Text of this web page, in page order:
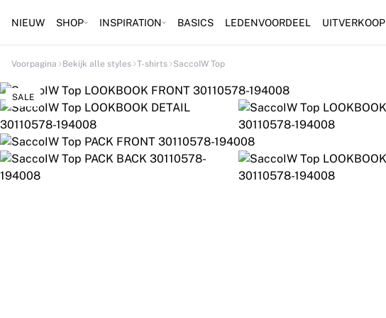
NIEUW SHOP INSPIRATION BASICS LEDENVOORDEEL UITVERKOOP
Voorpagina Bekijk alle styles T-shirts SaccoIW Top
SALE